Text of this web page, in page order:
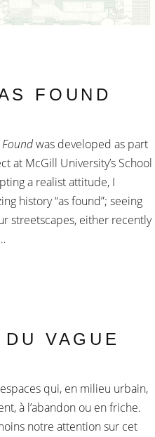
FOUND
was developed as part
at McGill University’s School
a realist attitude, I
history “as found”; seeing
streetscapes, either recently
VAGUE
qui, en milieu urbain,
à l’abandon ou en friche.
notre attention sur cet